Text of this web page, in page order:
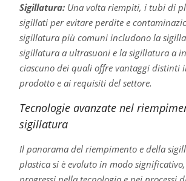
Sigillatura:Una volta riempiti, i tubi di
sigillati per evitare perdite e
sigillatura più comuni includono la
sigillatura a ultrasuoni e la sigillatura a
ciascuno dei quali offre vantaggi distinti
prodotto e ai requisiti del settore.
Tecnologie avanzate nel
sigillatura
Il panorama del riempimento e della
plastica si è evoluto in modo